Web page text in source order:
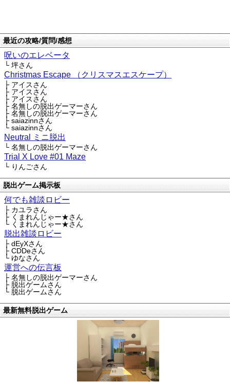
最近の攻略/質問/感想
呪いのエレベータ
└ 坪さん
Christmas Escape （クリスマスエスケープ）
├ アイスさん
├ アイスさん
├ アイスさん
├ 名無しの脱出ゲーマーさん
├ 名無しの脱出ゲーマーさん
├ saiazinnさん
└ saiazinnさん
Neutral ミニ脱出
└ 名無しの脱出ゲーマーさん
Trial X Love #01 Maze
└ りんごさん
脱出ゲーム掲示板
何でも雑談ロビー
├ カユラさん
├ くまれんじゃー★さん
└ くまれんじゃー★さん
脱出雑談ロビー
├ dEyXさん
├ CDDeさん
└ ゆなさん
運営への伝言板
├ 名無しの脱出ゲーマーさん
├ 脱出ゲームさん
└ 脱出ゲームさん
最新無料脱出ゲーム